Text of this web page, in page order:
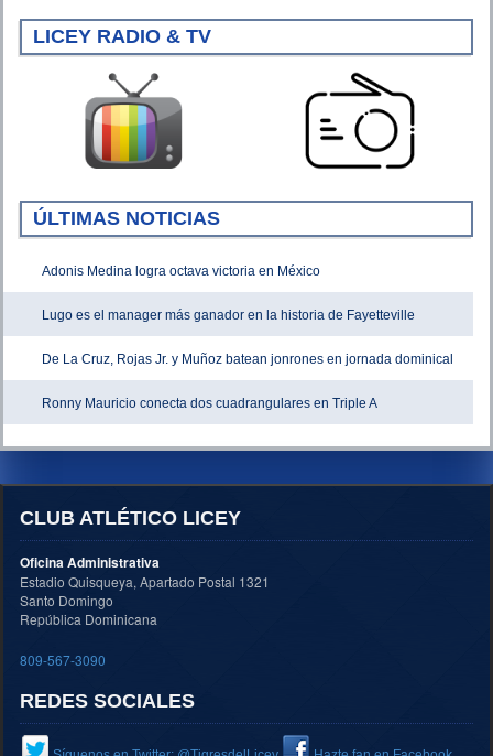
LICEY RADIO & TV
ÚLTIMAS NOTICIAS
Adonis Medina logra octava victoria en México
Lugo es el manager más ganador en la historia de Fayetteville
De La Cruz, Rojas Jr. y Muñoz batean jonrones en jornada dominical
Ronny Mauricio conecta dos cuadrangulares en Triple A
CLUB ATLÉTICO LICEY
Oficina Administrativa
Estadio Quisqueya, Apartado Postal 1321
Santo Domingo
República Dominicana
809-567-3090
REDES SOCIALES